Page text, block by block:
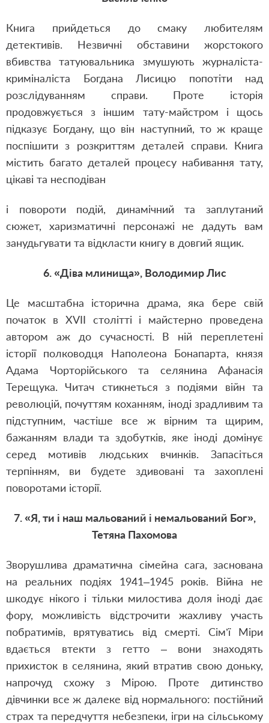
Книга прийдеться до смаку любителям
детективів. Незвичні обставини жорстокого
вбивства татуювальника змушують журналіста-
криміналіста Богдана Лисицю попотіти над
розслідуванням справи. Проте історія
продовжується з іншим тату-майстром і щось
підказує Богдану, що він наступний, то ж краще
поспішити з розкриттям деталей справи. Книга
містить багато деталей процесу набивання тату,
цікаві та несподіван
і повороти подій, динамічний та заплутаний
сюжет, харизматичні персонажі не дадуть вам
занудьгувати та відкласти книгу в довгий ящик.
6. «Діва млинища», Володимир Лис
Це масштабна історична драма, яка бере свій
початок в XVII столітті і майстерно проведена
автором аж до сучасності. В ній переплетені
історії полководця Наполеона Бонапарта, князя
Адама Чорторійського та селянина Афанасія
Терещука. Читач стикнеться з подіями війн та
революцій, почуттям коханням, іноді зрадливим та
підступним, частіше все ж вірним та щирим,
бажанням влади та здобутків, яке іноді домінує
серед мотивів людських вчинків. Запасіться
терпінням, ви будете здивовані та захоплені
поворотами історії.
7. «Я, ти і наш мальований і немальований Бог»,
Тетяна Пахомова
Зворушлива драматична сімейна сага, заснована
на реальних подіях 1941–1945 років. Війна не
шкодує нікого і тільки милостива доля іноді дає
фору, можливість відстрочити жахливу участь
побратимів, врятуватись від смерті. Сім’ї Міри
вдається втекти з гетто – вони знаходять
прихисток в селянина, який втратив свою доньку,
напрочуд схожу з Мірою. Проте дитинство
дівчинки все ж далеке від нормального: постійний
страх та передчуття небезпеки, ігри на сільському